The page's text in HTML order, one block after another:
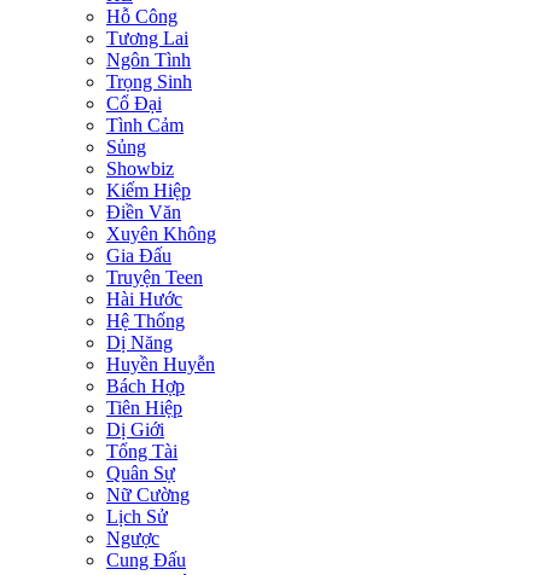
Hỗ Công
Tương Lai
Ngôn Tình
Trọng Sinh
Cổ Đại
Tình Cảm
Sủng
Showbiz
Kiếm Hiệp
Điền Văn
Xuyên Không
Gia Đấu
Truyện Teen
Hài Hước
Hệ Thống
Dị Năng
Huyền Huyễn
Bách Hợp
Tiên Hiệp
Dị Giới
Tổng Tài
Quân Sự
Nữ Cường
Lịch Sử
Ngược
Cung Đấu